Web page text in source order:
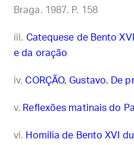
Braga. 1987. P. 158
Catequese de Bento
e da oração
CORÇÃO, Gustavo. De
Reflexões matinais do
Homilia de Bento XVI